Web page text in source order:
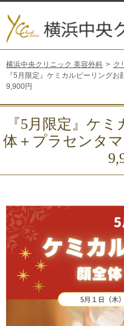
横浜中央クリニック 美容外科 ク
『5月限定』ケミカルピーリング
9,900円
『5月限定』ケ
体＋プラセンタ